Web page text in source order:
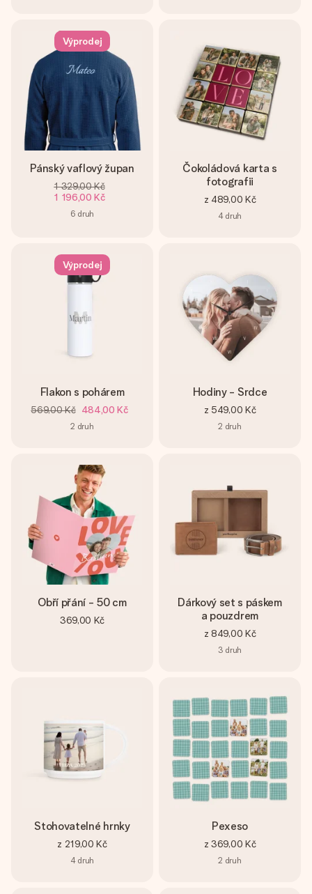
Výprodej
Pánský vaflový župan
1 329,00 Kč
1 196,00 Kč
6 druh
Čokoládová karta s
fotografii
z 489,00 Kč
4 druh
Výprodej
Flakon s pohárem
569,00 Kč 484,00 Kč
2 druh
Hodiny - Srdce
z 549,00 Kč
2 druh
Obří přání - 50 cm
369,00 Kč
Dárkový set s páskem
a pouzdrem
z 849,00 Kč
3 druh
Stohovatelné hrnky
z 219,00 Kč
4 druh
Pexeso
z 369,00 Kč
2 druh